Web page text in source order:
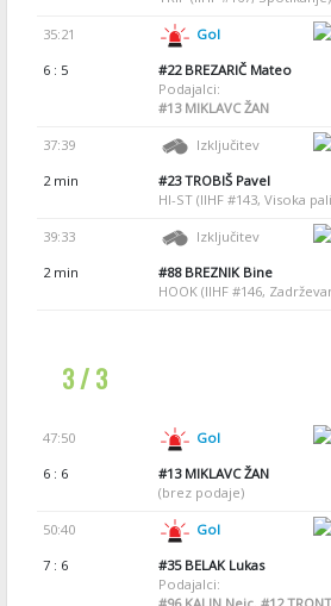
35:21 Gol
6 : 5
#22BREZARIČ Mateo
Podajalci:
#13MIKLAVC ŽAN
37:39 Izključitev
2 min
#23TROBIŠ Pavel
HI-ST (IIHF #143, Visoka
39:33 Izključitev
2 min
#88BREZNIK Bine
HOOK (IIHF #146,
3 / 3
47:50 Gol
6 : 6
#13MIKLAVC ŽAN
(brez podaje)
50:40 Gol
7 : 6
#35BELAK Lukas
Podajalci: